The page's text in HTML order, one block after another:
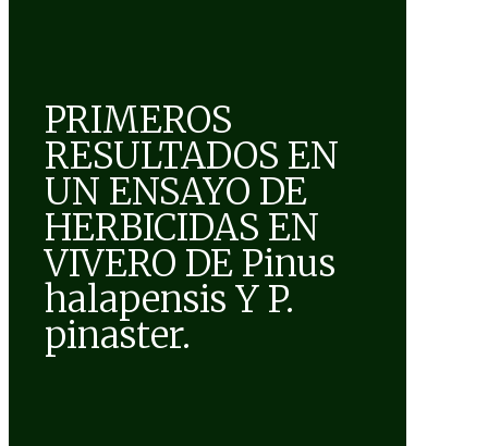
PRIMEROS
RESULTADOS EN
UN ENSAYO DE
HERBICIDAS EN
VIVERO DE Pinus
halapensis Y P.
pinaster.